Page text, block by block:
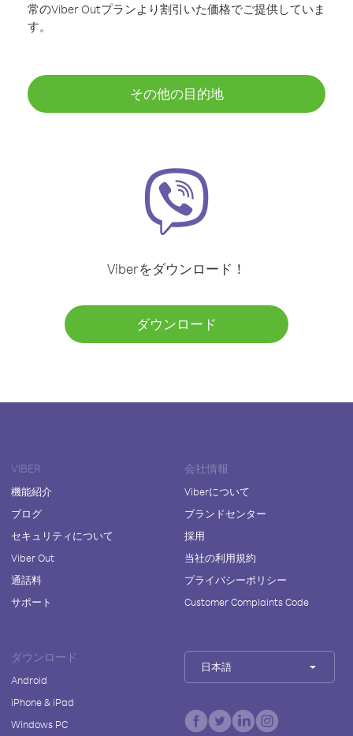
常のViber Outプランより割引いた価格でご提供していま
す。
その他の目的地
Viberをダウンロード！
ダウンロード
VIBER
機能紹介
ブログ
セキュリティについて
Viber Out
通話料
サポート
会社情報
Viberについて
ブランドセンター
採用
当社の利用規約
プライバシーポリシー
Customer Complaints Code
ダウンロード
Android
iPhone & iPad
Windows PC
日本語